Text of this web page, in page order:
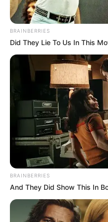
El sacerdote Carlos
dijo a la FM " que “se trata
BRAINBERRIES
Did They Lie To Us In This
BRAINBERRIES
And They Did Show This In